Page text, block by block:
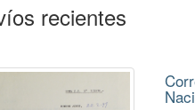
recientes